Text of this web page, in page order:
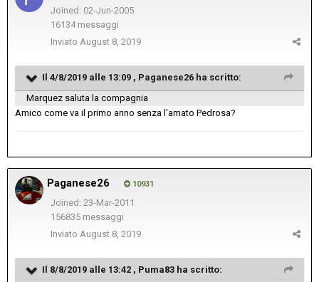
Joined: 02-Jun-2005
16134 messaggi
Inviato August 8, 2019
Il 4/8/2019 alle 13:09 , Paganese26 ha scritto:
Marquez saluta la compagnia
Amico come va il primo anno senza l'amato Pedrosa?
Paganese26 10931
Joined: 23-Mar-2011
156835 messaggi
Inviato August 8, 2019
Il 8/8/2019 alle 13:42 , Puma83 ha scritto: